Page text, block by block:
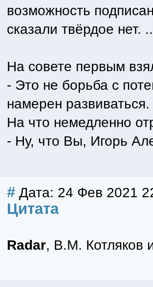
возможность
сказали твёрдое нет.
На совете первым
- Это не борьба с
намерен развиваться.
На что немедленно
- Ну, что Вы, Игорь
# Дата: 24 Фев 2021
Цитата
Radar, В.М. Котляков